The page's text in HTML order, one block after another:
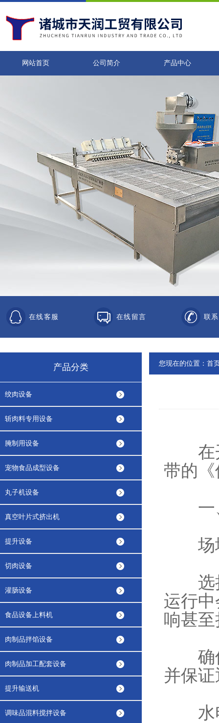
网站首页 公司简介 产品中心
在线客服 在线留言 联
产品分类
绞肉设备
斩肉料专用设备
腌制用设备
宠物食品成型设备
丸子机设备
真空叶片式挤出机
提升设备
切肉设备
灌肠设备
食品设备上料机
肉制品拌馅设备
肉制品加工配套设备
提升输送机
调味品混料搅拌设备
您现在的位置： 首
在开
带的
一、
场
选择
运行
响甚
确保
并保
水